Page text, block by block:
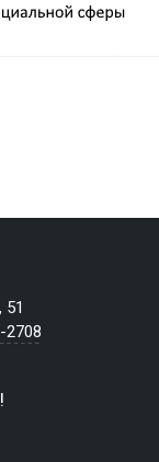
51
2708